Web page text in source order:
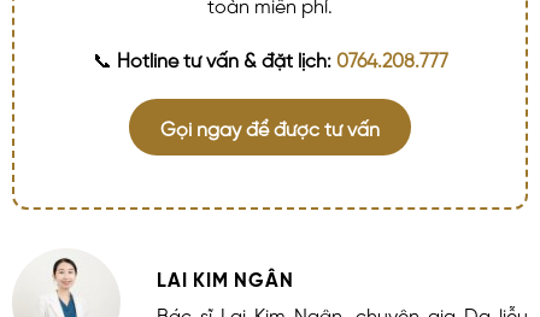
📞 Hotline tư vấn & đặt lịch: 0764.208.777
Gọi ngay để được tư vấn
LAI KIM NGÂN